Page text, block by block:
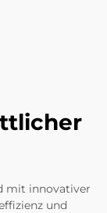
mit innovativer
und